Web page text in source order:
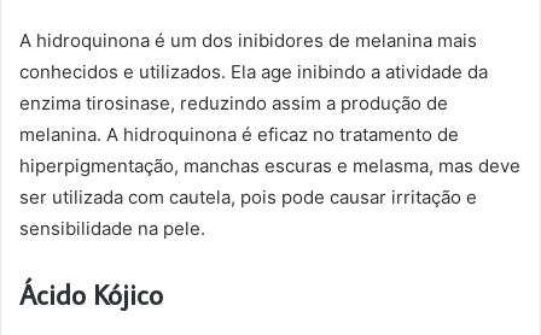
A hidroquinona é um dos inibidores de melanina mais
conhecidos e utilizados. Ela age inibindo a atividade da
enzima tirosinase, reduzindo assim a produção de
melanina. A hidroquinona é eficaz no tratamento de
hiperpigmentação, manchas escuras e melasma, mas deve
ser utilizada com cautela, pois pode causar irritação e
sensibilidade na pele.
Ácido Kójico